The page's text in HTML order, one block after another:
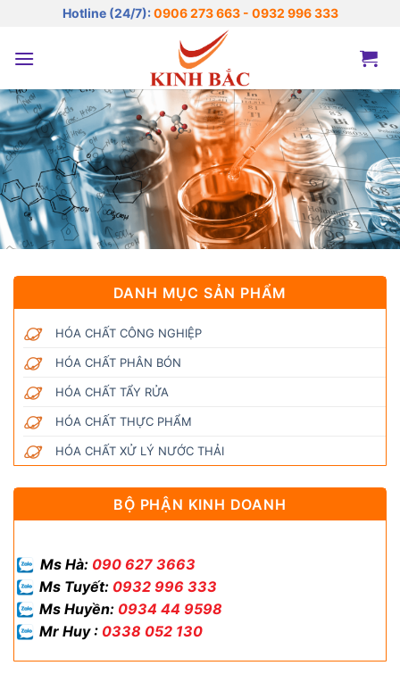
nội
Hotline (24/7): 0906 273 663 - 0932 996 333
DANH MỤC SẢN PHẨM
HÓA CHẤT CÔNG NGHIỆP
HÓA CHẤT PHÂN BÓN
HÓA CHẤT TẨY RỬA
HÓA CHẤT THỰC PHẨM
HÓA CHẤT XỬ LÝ NƯỚC THẢI
BỘ PHẬN KINH DOANH
Ms Hà: 090 627 3663
Ms Tuyết: 0932 996 333
Ms Huyền: 0934 44 9598
Mr Huy : 0338 052 130